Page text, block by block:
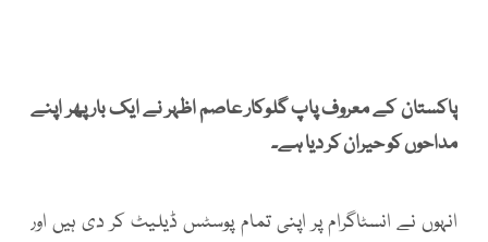
پاکستان کے معروف پاپ گلوکار عاصم اظہر نے ایک بار پھر اپنے
مداحوں کو حیران کر دیا ہے۔
انہوں نے انسٹاگرام پر اپنی تمام پوسٹس ڈیلیٹ کر دی ہیں اور